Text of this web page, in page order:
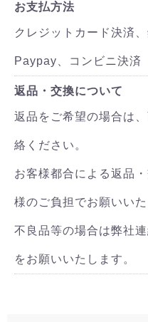
お支払方法
クレジットカード決済
Paypay、コンビニ決済
返品・交換について
返品をご希望の場合は
絡ください。
お客様都合による返品
様のご負担でお願いいた
不良品等の場合は弊社
をお願いいたします。